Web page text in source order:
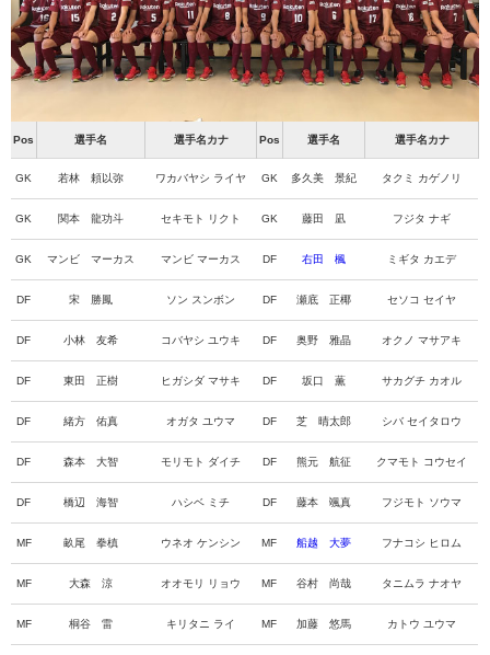
Pos 選手名 選手名カナ Pos 選手名 選手名カナ
GK 若林 頼以弥 ワカバヤシ ライヤ GK 多久美 景紀 タクミ カゲノリ
GK 関本 龍功斗 セキモト リクト GK 藤田 凪 フジタ ナギ
GK マンビ マーカス マンビ マーカス DF 右田 楓 ミギタ カエデ
DF 宋 勝鳳 ソン スンボン DF 瀬底 正椰 セソコ セイヤ
DF 小林 友希 コバヤシ ユウキ DF 奥野 雅晶 オクノ マサアキ
DF 東田 正樹 ヒガシダ マサキ DF 坂口 薫 サカグチ カオル
DF 緒方 佑真 オガタ ユウマ DF 芝 晴太郎 シバ セイタロウ
DF 森本 大智 モリモト ダイチ DF 熊元 航征 クマモト コウセイ
DF 橋辺 海智 ハシベ ミチ DF 藤本 颯真 フジモト ソウマ
MF 畝尾 拳槙 ウネオ ケンシン MF 船越 大夢 フナコシ ヒロム
MF 大森 涼 オオモリ リョウ MF 谷村 尚哉 タニムラ ナオヤ
MF 桐谷 雷 キリタニ ライ MF 加藤 悠馬 カトウ ユウマ